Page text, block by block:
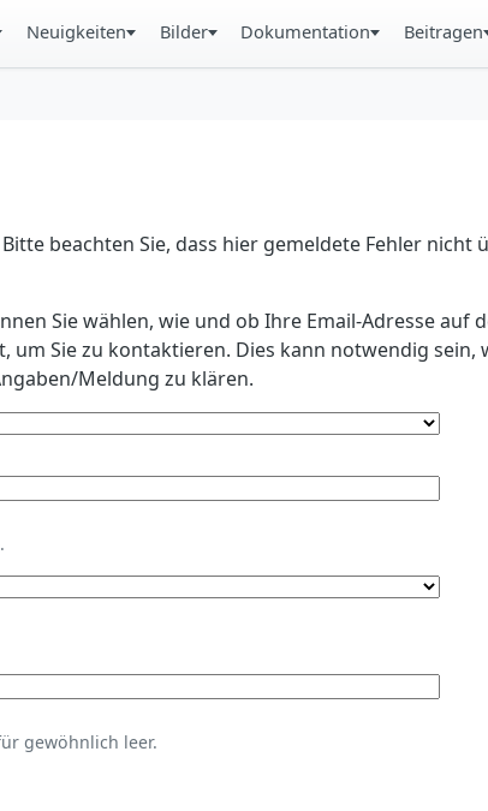
Neuigkeiten Bilder Dokumentation Beitragen
beachten Sie, dass hier gemeldete Fehler
Sie wählen, wie und ob Ihre Email-Adresse auf
Sie zu kontaktieren. Dies kann notwendig sein,
Meldung zu klären.
gewöhnlich leer.